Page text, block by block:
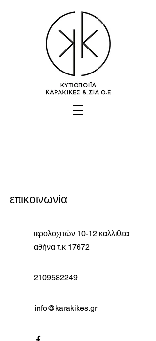
επικοινωνία
ιερολοχιτών 10-12 καλλιθεα
αθήνα τ.κ 17672
2109582249
info@karakikes.gr